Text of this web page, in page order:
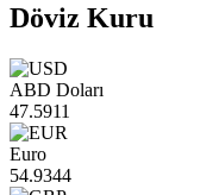
Döviz Kuru
ABD Doları
47.5911
Euro
54.9344